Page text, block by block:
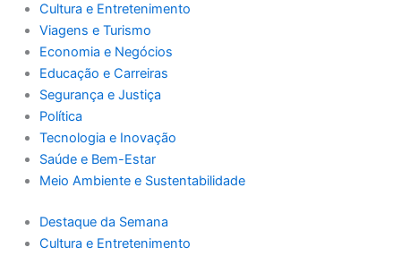
Cultura e Entretenimento
Viagens e Turismo
Economia e Negócios
Educação e Carreiras
Segurança e Justiça
Política
Tecnologia e Inovação
Saúde e Bem-Estar
Meio Ambiente e Sustentabilidade
Destaque da Semana
Cultura e Entretenimento